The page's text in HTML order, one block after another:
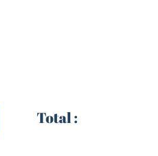
BIO - Mm BIO !
Total :